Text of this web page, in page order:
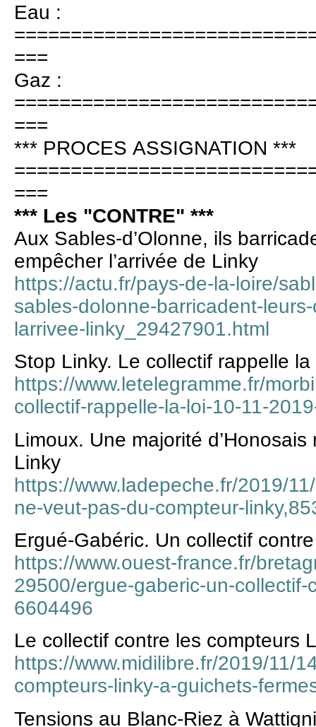
Eau :
===
Gaz :
===
*** PROCES ASSIGNATION ***
===
*** Les "CONTRE" ***
Aux Sables-d’Olonne, ils
empêcher l’arrivée de Linky
https://actu.fr/pays-de-la-loire/
sables-dolonne-barricadent-
larrivee-linky_29427901.html
Stop Linky. Le collectif rappelle la
https://www.letelegramme.fr/
collectif-rappelle-la-loi-10-11-
Limoux. Une majorité
Linky
https://www.ladepeche.fr/2019/
ne-veut-pas-du-compteur-
Ergué-Gabéric. Un collectif
https://www.ouest-france.fr/
29500/ergue-gaberic-un-
6604496
Le collectif contre les compteurs
https://www.midilibre.fr/2019/11/
compteurs-linky-a-guichets-
Tensions au Blanc-Riez à